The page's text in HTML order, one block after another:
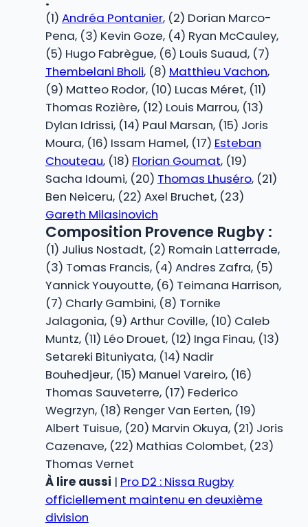
(1) Andréa Pontanier, (2) Dorian Marco-
Pena, (3) Kevin Goze, (4) Ryan McCauley,
(5) Hugo Fabrègue, (6) Louis Suaud, (7)
Thembelani Bholi, (8) Matthieu Vachon,
(9) Matteo Rodor, (10) Lucas Méret, (11)
Thomas Rozière, (12) Louis Marrou, (13)
Dylan Idrissi, (14) Paul Marsan, (15) Joris
Moura, (16) Issam Hamel, (17) Esteban
Chouteau, (18) Florian Goumat, (19)
Sacha Idoumi, (20) Thomas Lhuséro, (21)
Ben Neiceru, (22) Axel Bruchet, (23)
Gareth Milasinovich
Composition Provence Rugby :
(1) Julius Nostadt, (2) Romain Latterrade,
(3) Tomas Francis, (4) Andres Zafra, (5)
Yannick Youyoutte, (6) Teimana Harrison,
(7) Charly Gambini, (8) Tornike
Jalagonia, (9) Arthur Coville, (10) Caleb
Muntz, (11) Léo Drouet, (12) Inga Finau, (13)
Setareki Bituniyata, (14) Nadir
Bouhedjeur, (15) Manuel Vareiro, (16)
Thomas Sauveterre, (17) Federico
Wegrzyn, (18) Renger Van Eerten, (19)
Albert Tuisue, (20) Marvin Okuya, (21) Joris
Cazenave, (22) Mathias Colombet, (23)
Thomas Vernet
À lire aussi | Pro D2 : Nissa Rugby
officiellement maintenu en deuxième
division